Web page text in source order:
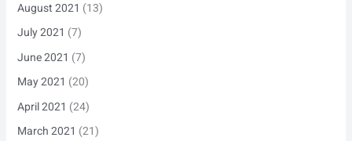
August 2021 (13)
July 2021 (7)
June 2021 (7)
May 2021 (20)
April 2021 (24)
March 2021 (21)